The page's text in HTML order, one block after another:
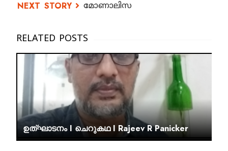
മോണാലിസ
ഉത്ഘാടനം I ചെറുകഥ I Rajeev R Panicker